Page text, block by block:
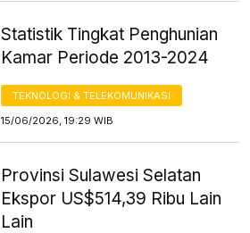
Statistik Tingkat Penghunian
Kamar Periode 2013-2024
TEKNOLOGI & TELEKOMUNIKASI
15/06/2026, 19:29 WIB
Provinsi Sulawesi Selatan
Ekspor US$514,39 Ribu Lain
Lain